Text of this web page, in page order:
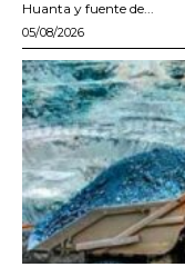
Huanta y fuente de...
05/08/2026